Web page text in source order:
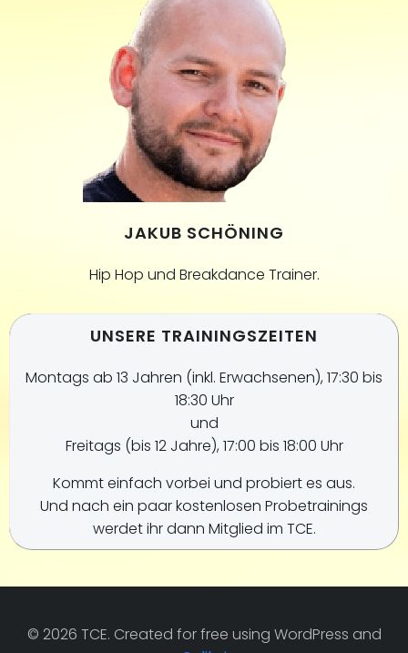
JAKUB SCHÖNING
Hip Hop und Breakdance Trainer.
UNSERE TRAININGSZEITEN
Montags ab 13 Jahren (inkl. Erwachsenen), 17:30 bis
18:30 Uhr
und
Freitags (bis 12 Jahre), 17:00 bis 18:00 Uhr
Kommt einfach vorbei und probiert es aus.
Und nach ein paar kostenlosen Probetrainings
werdet ihr dann Mitglied im TCE.
© 2026 TCE. Created for free using WordPress and